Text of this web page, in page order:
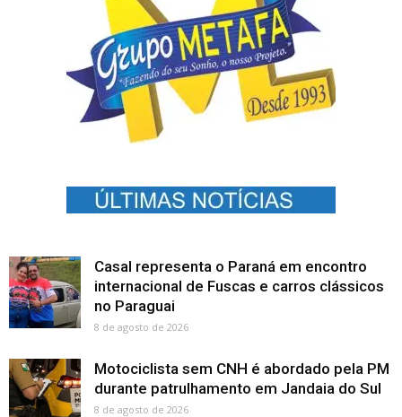
Casal representa o Paraná em encontro
internacional de Fuscas e carros clássicos
no Paraguai
8 de agosto de 2026
Motociclista sem CNH é abordado pela PM
durante patrulhamento em Jandaia do Sul
8 de agosto de 2026